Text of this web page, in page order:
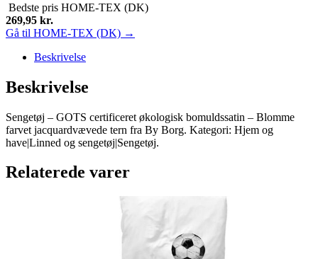
Bedste pris HOME-TEX (DK)
269,95 kr.
Gå til HOME-TEX (DK) →
Beskrivelse
Beskrivelse
Sengetøj – GOTS certificeret økologisk bomuldssatin – Blomme
farvet jacquardvævede tern fra By Borg. Kategori: Hjem og
have|Linned og sengetøj|Sengetøj.
Relaterede varer